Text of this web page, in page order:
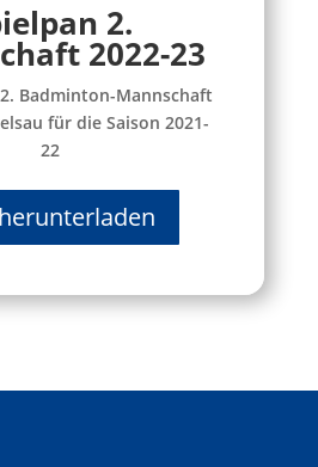
2.
2022-23
Badminton-Mannschaft
für die Saison 2021-
22